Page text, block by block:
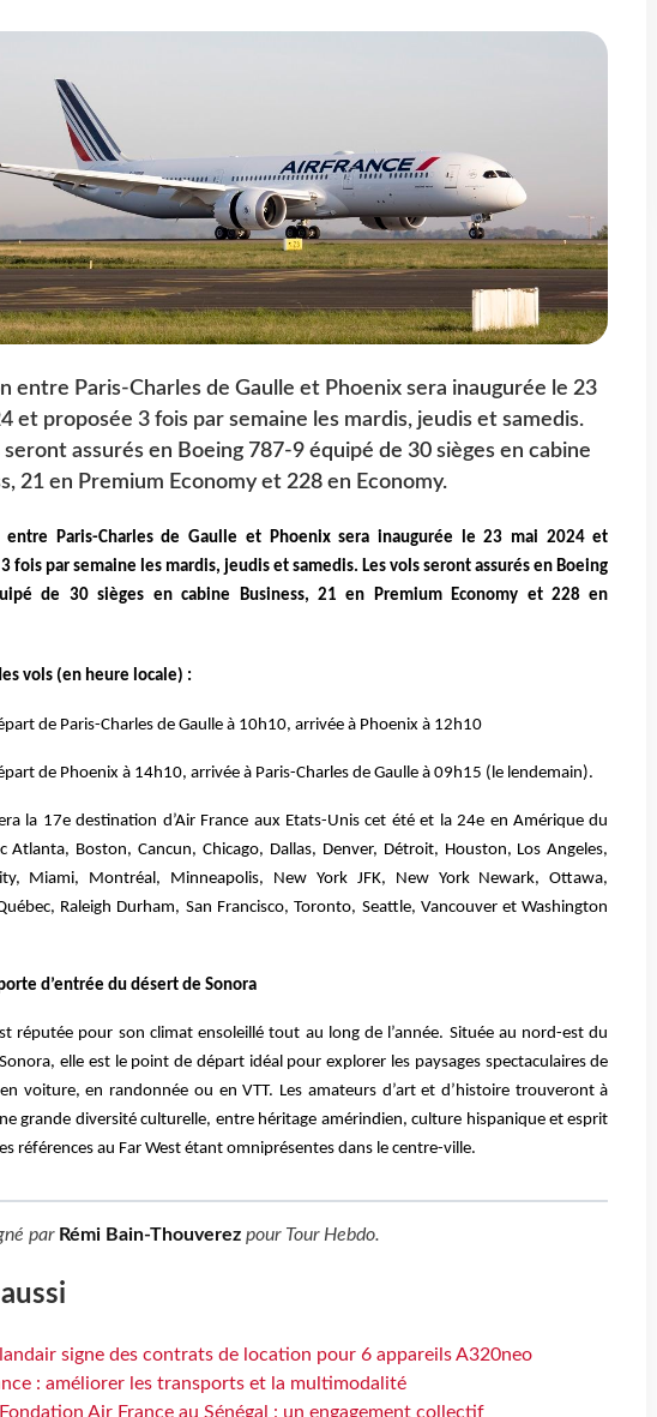
entre Paris-Charles de Gaulle et Phoenix sera inaugurée le 23
et proposée 3 fois par semaine les mardis, jeudis et samedis.
seront assurés en Boeing 787-9 équipé de 30 sièges en cabine
21 en Premium Economy et 228 en Economy.
entre Paris-Charles de Gaulle et Phoenix sera inaugurée le 23 mai 2024 et
fois par semaine les mardis, jeudis et samedis. Les vols seront assurés en Boeing
de 30 sièges en cabine Business, 21 en Premium Economy et 228 en
vols (en heure locale) :
de Paris-Charles de Gaulle à 10h10, arrivée à Phoenix à 12h10
de Phoenix à 14h10, arrivée à Paris-Charles de Gaulle à 09h15 (le lendemain).
la 17e destination d’Air France aux Etats-Unis cet été et la 24e en Amérique du
Atlanta, Boston, Cancun, Chicago, Dallas, Denver, Détroit, Houston, Los Angeles,
Miami, Montréal, Minneapolis, New York JFK, New York Newark, Ottawa,
Raleigh Durham, San Francisco, Toronto, Seattle, Vancouver et Washington
d’entrée du désert de Sonora
réputée pour son climat ensoleillé tout au long de l’année. Située au nord-est du
elle est le point de départ idéal pour explorer les paysages spectaculaires de
voiture, en randonnée ou en VTT. Les amateurs d’art et d’histoire trouveront à
grande diversité culturelle, entre héritage amérindien, culture hispanique et esprit
références au Far West étant omniprésentes dans le centre-ville.
par Rémi Bain-Thouverezpour Tour Hebdo.
signe des contrats de location pour 6 appareils A320neo
: améliorer les transports et la multimodalité
Fondation Air France au Sénégal : un engagement collectif